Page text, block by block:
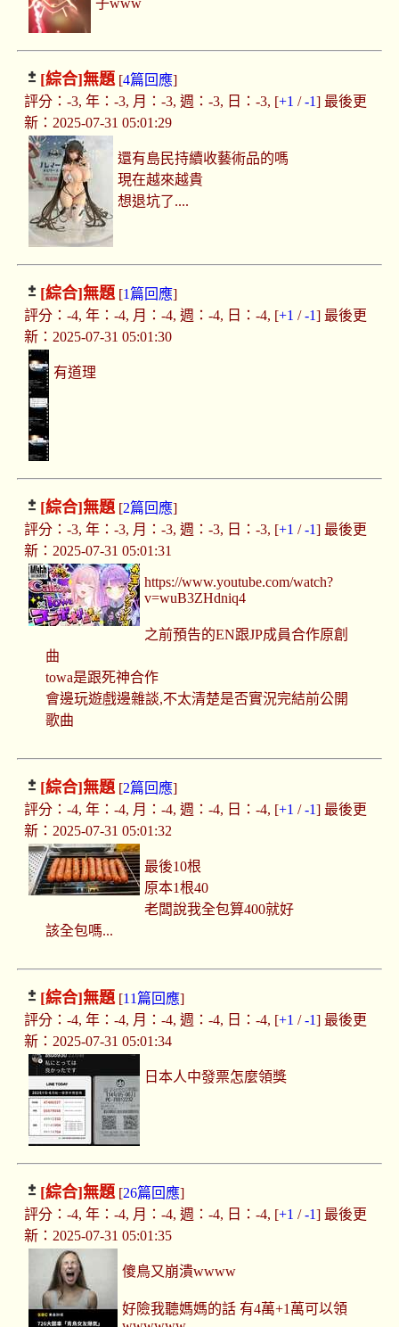
子www
[綜合]無題[4篇回應]
評分：-3, 年：-3, 月：-3, 週：-3, 日：-3, [+1 /-1] 最後更
新：2025-07-31 05:01:29
還有島民持續收藝術品的嗎
現在越來越貴
想退坑了....
[綜合]無題[1篇回應]
評分：-4, 年：-4, 月：-4, 週：-4, 日：-4, [+1 /-1] 最後更
新：2025-07-31 05:01:30
有道理
[綜合]無題[2篇回應]
評分：-3, 年：-3, 月：-3, 週：-3, 日：-3, [+1 /-1] 最後更
新：2025-07-31 05:01:31
https://www.youtube.com/watch?
v=wuB3ZHdniq4
之前預告的EN跟JP成員合作原創
曲
towa是跟死神合作
會邊玩遊戲邊雜談,不太清楚是否實況完結前公開
歌曲
[綜合]無題[2篇回應]
評分：-4, 年：-4, 月：-4, 週：-4, 日：-4, [+1 /-1] 最後更
新：2025-07-31 05:01:32
最後10根
原本1根40
老闆說我全包算400就好
該全包嗎...
[綜合]無題[11篇回應]
評分：-4, 年：-4, 月：-4, 週：-4, 日：-4, [+1 /-1] 最後更
新：2025-07-31 05:01:34
日本人中發票怎麼領獎
[綜合]無題[26篇回應]
評分：-4, 年：-4, 月：-4, 週：-4, 日：-4, [+1 /-1] 最後更
新：2025-07-31 05:01:35
傻鳥又崩潰wwww
好險我聽媽媽的話 有4萬+1萬可以領